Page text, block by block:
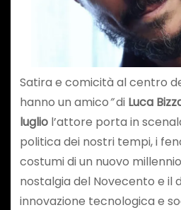
Satira e comicità al centro
hanno un amico”di Luca
luglio l’attore porta in
politica dei nostri tempi, i
costumi di un nuovo
nostalgia del Novecento e il
innovazione tecnologica e